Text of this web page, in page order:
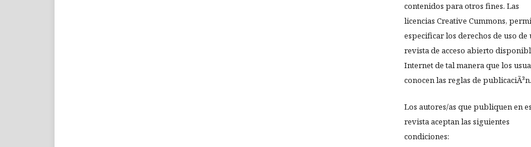
contenidos para otros fines. Las
licencias Creative Cummons,
especificar los derechos de uso de
revista de acceso abierto
Internet de tal manera que los
conocen las reglas de publicaciÃ³n.
Los autores/as que publiquen en
revista aceptan las siguientes
condiciones: